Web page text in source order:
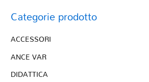
Categorie prodotto
ACCESSORI
ANCE VAR
DIDATTICA